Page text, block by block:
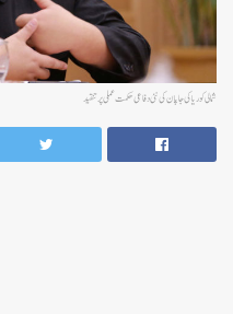
شمالی کوریا کی جاپان کی نئی دفاعی حکمت عملی پر تنقید